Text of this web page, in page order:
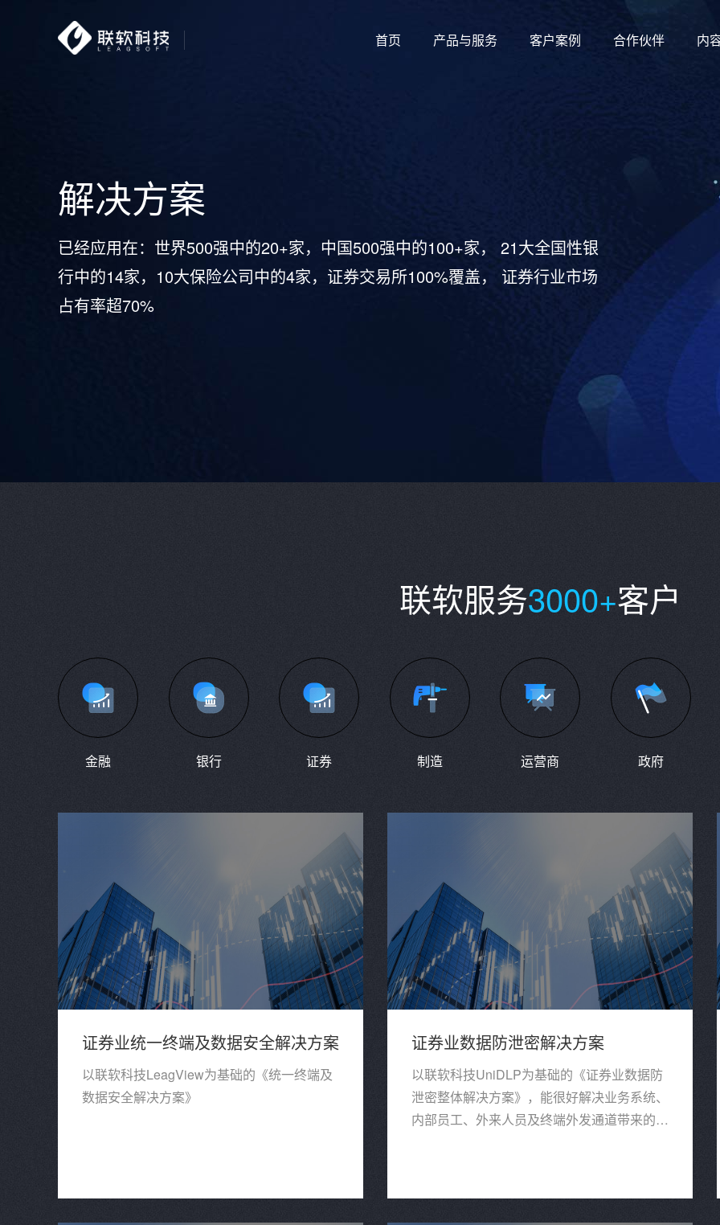
首页 产品与服务 客户案例 合作伙伴 内
解决方案
已经应用在：世界500强中的20+家，中国500强中的100+家， 21大全国性银
行中的14家，10大保险公司中的4家，证券交易所100%覆盖， 证券行业市场
占有率超70%
联软服务3000+客户
金融 银行 证券 制造 运营商 政府
证券业统一终端及数据安全解决方案
以联软科技LeagView为基础的《统一终端及
数据安全解决方案》
证券业数据防泄密解决方案
以联软科技UniDLP为基础的《证券业数据防
泄密整体解决方案》，能很好解决业务系统、
内部员工、外来人员及终端外发通道带来的泄